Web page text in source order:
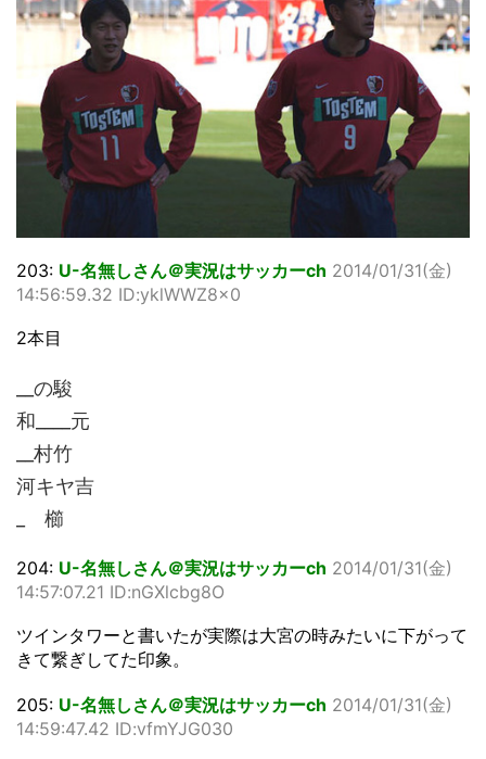
203: U-名無しさん＠実況はサッカーch 2014/01/31(金)
14:56:59.32 ID:yklWWZ8x0
2本目
__の駿
和____元
__村竹
河キヤ吉
_ 櫛
204: U-名無しさん＠実況はサッカーch 2014/01/31(金)
14:57:07.21 ID:nGXlcbg8O
ツインタワーと書いたが実際は大宮の時みたいに下がって
きて繋ぎしてた印象。
205: U-名無しさん＠実況はサッカーch 2014/01/31(金)
14:59:47.42 ID:vfmYJG030